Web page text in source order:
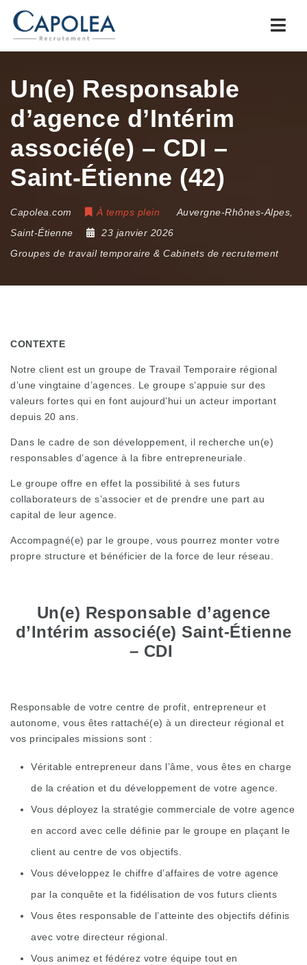
Un(e) Responsable
d’agence d’Intérim
associé(e) – CDI –
Saint-Étienne (42)
Capolea.com À temps plein Auvergne-Rhônes-Alpes
Saint-Étienne
23 janvier 2026
Groupes de travail temporaire & Cabinets de recrutement
CONTEXTE
Notre client est un groupe de Travail Temporaire régional
d’une vingtaine d’agences. Le groupe s’appuie sur des
valeurs fortes qui en font aujourd’hui un acteur important
depuis 20 ans.
Dans le cadre de son développement, il recherche un(e)
responsables d’agence à la fibre entrepreneuriale.
Le groupe offre en effet la possibilité à ses futurs
collaborateurs de s’associer et de prendre une part au
capital de leur agence.
Accompagné(e) par le groupe, vous pourrez monter votre
propre structure et bénéficier de la force de leur réseau.
Un(e) Responsable d’agence
d’Intérim associé(e) Saint-Étienne
– CDI
Responsable de votre centre de profit, entrepreneur et
autonome, vous êtes rattaché(e) à un directeur régional et
vos principales missions sont :
Véritable entrepreneur dans l’âme, vous êtes en charge
de la création et du développement de votre agence.
Vous déployez la stratégie commerciale de votre agence
en accord avec celle définie par le groupe en plaçant le
client au centre de vos objectifs.
Vous développez le chiffre d’affaires de votre agence
par la conquête et la fidélisation de vos futurs clients
Vous êtes responsable de l’atteinte des objectifs définis
avec votre directeur régional.
Vous animez et fédérez votre équipe tout en